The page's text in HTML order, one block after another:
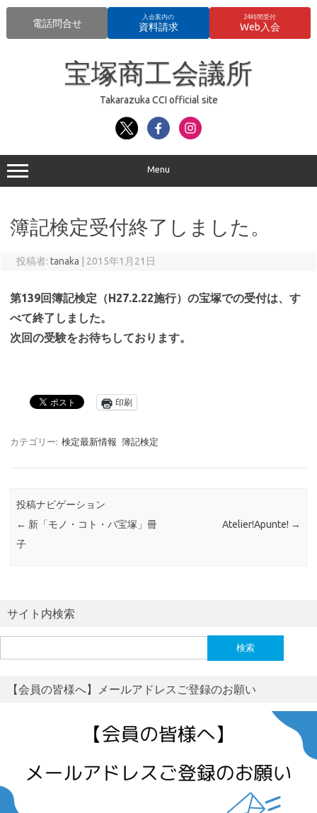
電話問合せ
入会案内の
資料請求
24時間受付
Web入会
宝塚商工会議所
Takarazuka CCI official site
Menu
簿記検定受付終了しました。
投稿者: tanaka 2015年1月21日
第139回簿記検定（H27.2.22施行）の宝塚での受付は、す
べて終了しました。
次回の受験をお待ちしております。
印刷
カテゴリー: 検定最新情報 簿記検定
投稿ナビゲーション
← 新「モノ・コト・バ宝塚」冊
子
Atelier!Apunte! →
サイト内検索
索:
【会員の皆様へ】メールアドレスご登録のお願い